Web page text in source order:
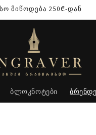
მიწოდება 250₾-დან
ბლოკნოტები